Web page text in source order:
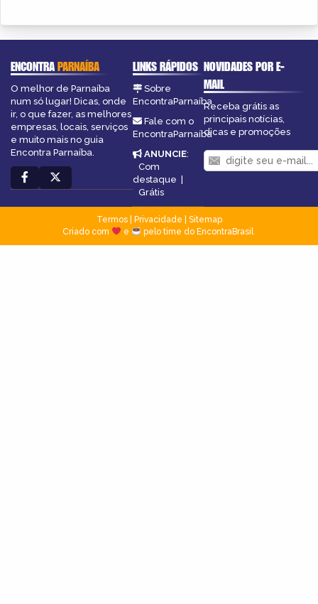
ENCONTRAPARNAÍBA
O melhor de Parnaíba
num só lugar! Dicas, onde
ir, o que fazer, as melhores
empresas, locais, serviços
e muito mais no guia
Encontra Parnaíba.
LINKS RÁPIDOS
Sobre
EncontraParnaíba
Fale com o
EncontraParnaíba
ANUNCIE:
Com
destaque |
Grátis
NOVIDADES POR E-
MAIL
Receba grátis as
principais notícias,
dicas e promoções
Termos| Privacidade
Sitemap
Criado com
e pelo time do EncontraBrasil